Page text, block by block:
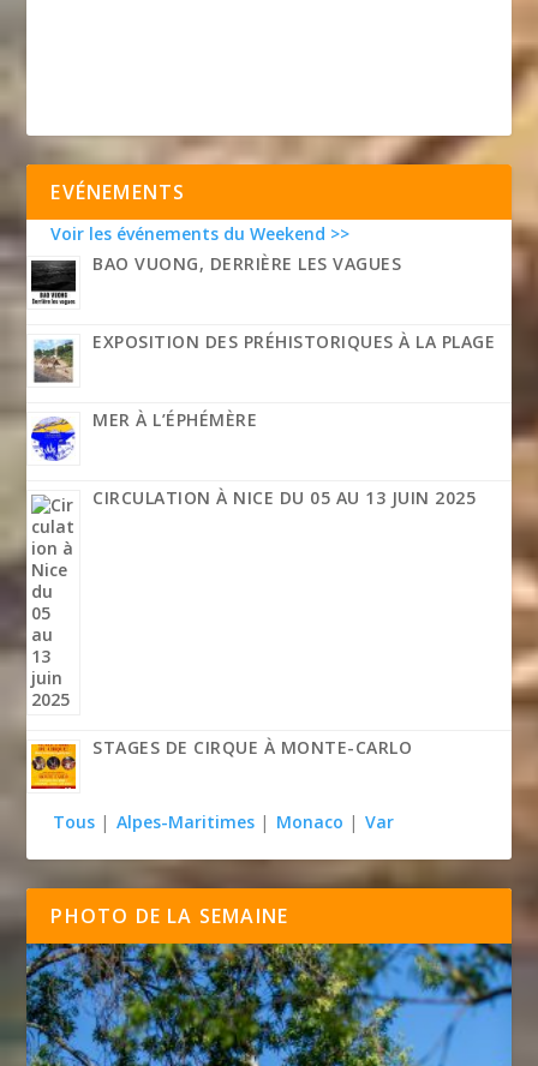
EVÉNEMENTS
Voir les événements du Weekend >>
BAO VUONG, DERRIÈRE LES VAGUES
EXPOSITION DES PRÉHISTORIQUES À LA PLAGE
MER À L’ÉPHÉMÈRE
CIRCULATION À NICE DU 05 AU 13 JUIN 2025
STAGES DE CIRQUE À MONTE-CARLO
Tous | Alpes-Maritimes | Monaco | Var
PHOTO DE LA SEMAINE